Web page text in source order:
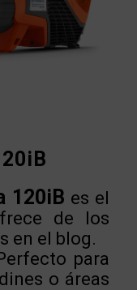
120iB es el
de los
en el blog.
para
o áreas